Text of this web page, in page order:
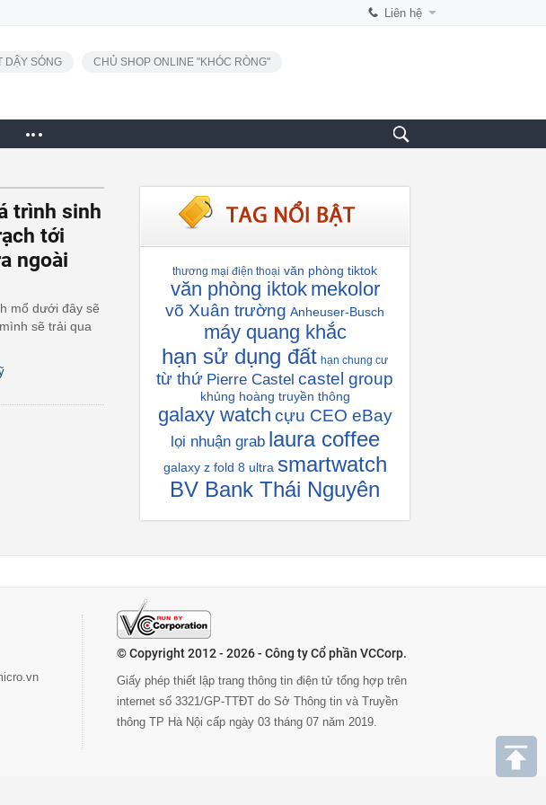
Liên hệ
DẬY SÓNG CHỦ SHOP ONLINE "KHÓC RÒNG"
trình sinh
tới
ngoài
mổ dưới đây sẽ
sẽ trải qua
thương mại điện thoại văn phòng tiktok
văn phòng iktok mekolor
võ Xuân trường Anheuser-Busch
máy quang khắc
hạn sử dụng đất hạn chung cư
từ thứ Pierre Castel castel group
khủng hoàng truyền thông
galaxy watch cựu CEO eBay
lọi nhuận grab laura coffee
galaxy z fold 8 ultra smartwatch
BV Bank Thái Nguyên
© Copyright 2012 - 2026 - Công ty Cổ phần VCCorp.
Giấy phép thiết lập trang thông tin điện tử tổng hợp trên
internet số 3321/GP-TTĐT do Sở Thông tin và Truyền
thông TP Hà Nội cấp ngày 03 tháng 07 năm 2019.